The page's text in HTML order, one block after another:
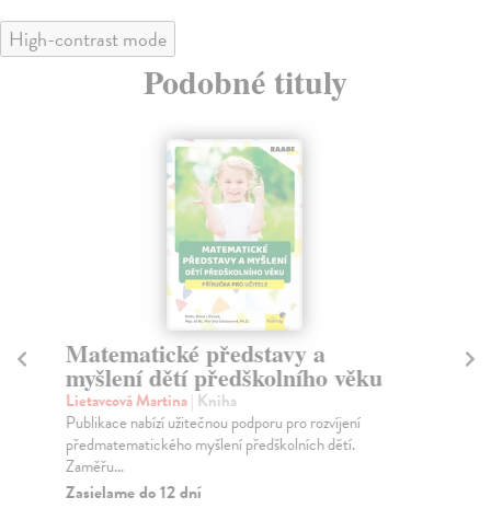
High-contrast mode
Podobné tituly
Matematické představy a
myšlení dětí předškolního věku
Lietavcová Martina| Kniha
Publikace nabízí užitečnou podporu pro rozvíjení
předmatematického myšlení předškolních dětí.
Zaměřu...
Zasielame do 12 dní